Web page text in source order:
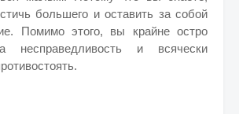
большего и оставить за собой
Помимо этого, вы крайне остро
несправедливость и всячески